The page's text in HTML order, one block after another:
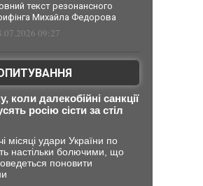
текст резонансного
Михайла Федорова
09:27
коли далекобійні санкції
росію сісти за стіл
місяці удари України по
настільки болючими, що
поновити